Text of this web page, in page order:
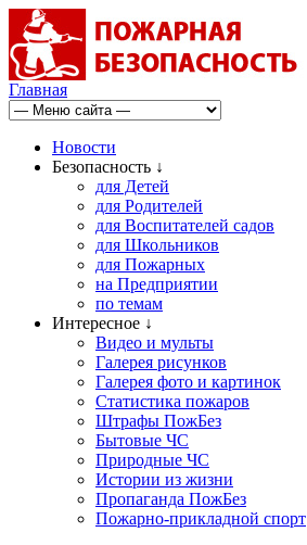
Главная
Новости
Безопасность ↓
для Детей
для Родителей
для Воспитателей садов
для Школьников
для Пожарных
на Предприятии
по темам
Интересное ↓
Видео и мульты
Галерея рисунков
Галерея фото и картинок
Статистика пожаров
Штрафы ПожБез
Бытовые ЧС
Природные ЧС
Истории из жизни
Пропаганда ПожБез
Пожарно-прикладной спорт